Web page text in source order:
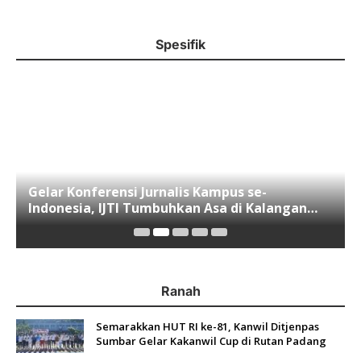
Spesifik
Gelar Konferensi Jurnalis Kampus se-
Indonesia, IJTI Tumbuhkan Asa di Kalangan
Jurnalis Muda di Era Disruspi Digital
Ranah
Semarakkan HUT RI ke-81, Kanwil Ditjenpas
Sumbar Gelar Kakanwil Cup di Rutan Padang